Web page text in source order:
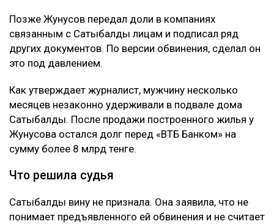
Позже Жунусов передал доли в компаниях
связанным с Сатыбалды лицам и подписал ряд
других документов. По версии обвинения, сделал он
это под давлением.
Как утверждает журналист, мужчину несколько
месяцев незаконно удерживали в подвале дома
Сатыбалды. После продажи построенного жилья у
Жунусова остался долг перед «ВТБ Банком» на
сумму более 8 млрд тенге.
Что решила судья
Сатыбалды вину не признала. Она заявила, что не
понимает предъявленного ей обвинения и не считает